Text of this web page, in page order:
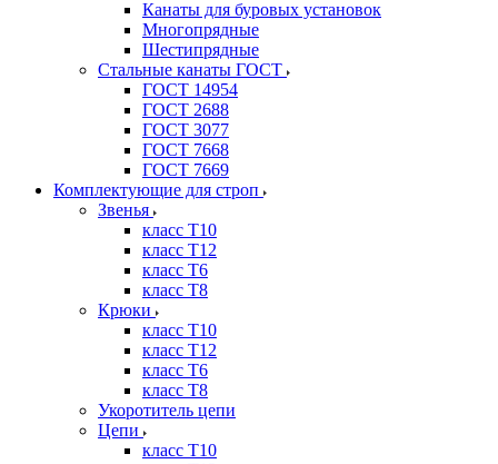
Канаты для буровых установок
Многопрядные
Шестипрядные
Стальные канаты ГОСТ
ГОСТ 14954
ГОСТ 2688
ГОСТ 3077
ГОСТ 7668
ГОСТ 7669
Комплектующие для строп
Звенья
класс Т10
класс Т12
класс Т6
класс Т8
Крюки
класс Т10
класс Т12
класс Т6
класс Т8
Укоротитель цепи
Цепи
класс Т10